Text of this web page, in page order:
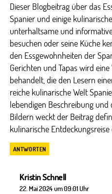
Dieser Blogbeitrag über das
Spanier und einige
unterhaltsame und
besuchen oder seine Küche
den Essgewohnheiten der
Gerichten und Tapas wird
behandelt, die den Lesern
reiche kulinarische Welt
lebendigen Beschreibung
Bildern weckt der Beitrag
kulinarische
ANTWORTEN
Kristin Schnellsagt:
22. Mai 2024 um 09:01 Uhr